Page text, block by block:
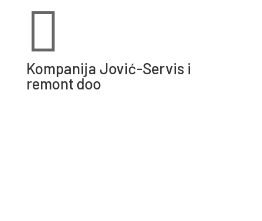

Kompanija Jović-Servis i
remont doo